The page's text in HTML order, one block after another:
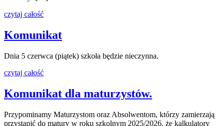
czytaj całość
Komunikat
Dnia 5 czerwca (piątek) szkoła będzie nieczynna.
czytaj całość
Komunikat dla maturzystów.
Przypominamy Maturzystom oraz Absolwentom, którzy zamierzają
przystąpić do matury w roku szkolnym 2025/2026, że kalkulatory